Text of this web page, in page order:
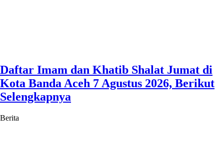
Daftar Imam dan Khatib Shalat Jumat di
Kota Banda Aceh 7 Agustus 2026, Berikut
Selengkapnya
Berita